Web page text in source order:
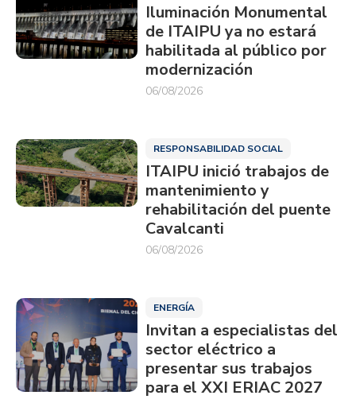
Iluminación Monumental
de ITAIPU ya no estará
habilitada al público por
modernización
06/08/2026
RESPONSABILIDAD SOCIAL
ITAIPU inició trabajos de
mantenimiento y
rehabilitación del puente
Cavalcanti
06/08/2026
ENERGÍA
Invitan a especialistas del
sector eléctrico a
presentar sus trabajos
para el XXI ERIAC 2027